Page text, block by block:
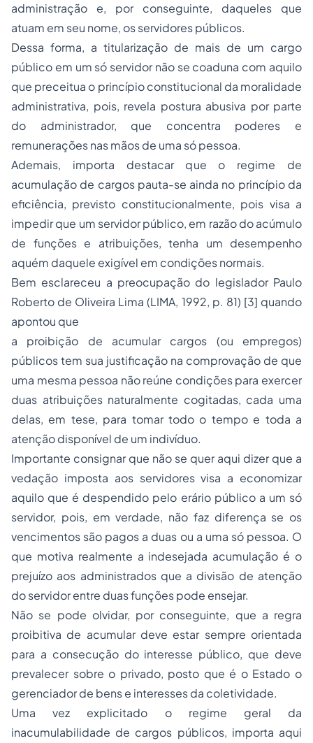
administração e, por conseguinte, daqueles que
atuam em seu nome, os servidores públicos.
Dessa forma, a titularização de mais de um cargo
público em um só servidor não se coaduna com aquilo
que preceitua o princípio constitucional da moralidade
administrativa, pois, revela postura abusiva por parte
do administrador, que concentra poderes e
remunerações nas mãos de uma só pessoa.
Ademais, importa destacar que o regime de
acumulação de cargos pauta-se ainda no princípio da
eficiência, previsto constitucionalmente, pois visa a
impedir que um servidor público, em razão do acúmulo
de funções e atribuições, tenha um desempenho
aquém daquele exigível em condições normais.
Bem esclareceu a preocupação do legislador Paulo
Roberto de Oliveira Lima (LIMA, 1992, p. 81) [3] quando
apontou que
a proibição de acumular cargos (ou empregos)
públicos tem sua justificação na comprovação de que
uma mesma pessoa não reúne condições para exercer
duas atribuições naturalmente cogitadas, cada uma
delas, em tese, para tomar todo o tempo e toda a
atenção disponível de um indivíduo.
Importante consignar que não se quer aqui dizer que a
vedação imposta aos servidores visa a economizar
aquilo que é despendido pelo erário público a um só
servidor, pois, em verdade, não faz diferença se os
vencimentos são pagos a duas ou a uma só pessoa. O
que motiva realmente a indesejada acumulação é o
prejuízo aos administrados que a divisão de atenção
do servidor entre duas funções pode ensejar.
Não se pode olvidar, por conseguinte, que a regra
proibitiva de acumular deve estar sempre orientada
para a consecução do interesse público, que deve
prevalecer sobre o privado, posto que é o Estado o
gerenciador de bens e interesses da coletividade.
Uma vez explicitado o regime geral da
inacumulabilidade de cargos públicos, importa aqui